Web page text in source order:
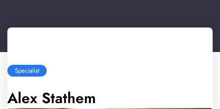
Specialist
Alex Stathem